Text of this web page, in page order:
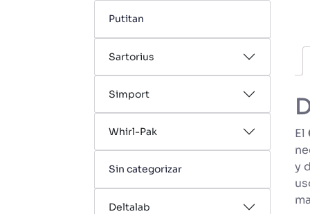
Putitan
Sartorius
Simport
Whirl-Pak
Sin categorizar
Deltalab
El
y